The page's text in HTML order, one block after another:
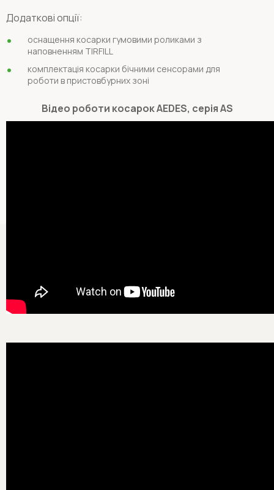
Додаткові опції:
оснащення косарки гумовими роликами з
наповненням TIRFILL
комплектація косарки бічними сенсорами для
роботи в пристовбурних зоні
Відео роботи косарок AEDES, серія AS